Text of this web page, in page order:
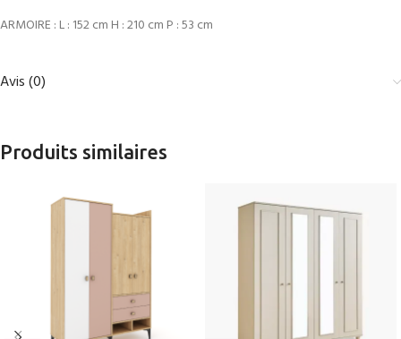
ARMOIRE : L : 152 cm H : 210 cm P : 53 cm
Avis (0)
Produits similaires